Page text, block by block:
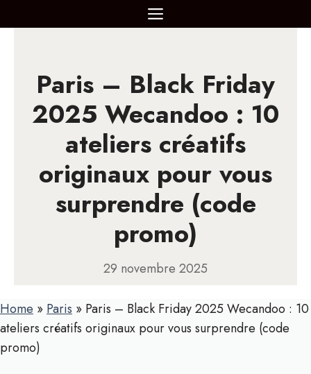
au
MENU
Paris – Black Friday
2025 Wecandoo : 10
ateliers créatifs
originaux pour vous
surprendre (code
promo)
29 novembre 2025
Home » Paris » Paris – Black Friday 2025 Wecandoo : 10
ateliers créatifs originaux pour vous surprendre (code
promo)